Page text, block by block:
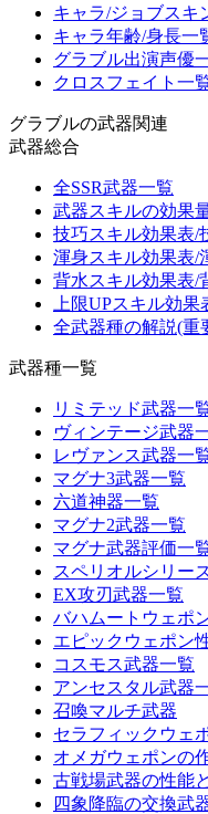
キャラ/ジョブスキ
キャラ年齢/身長一
グラブル出演声優
クロスフェイト一
グラブルの武器関連
武器総合
全SSR武器一覧
武器スキルの効果
技巧スキル効果表/
渾身スキル効果表/
背水スキル効果表/
上限UPスキル効
全武器種の解説(重
武器種一覧
リミテッド武器一
ヴィンテージ武器
レヴァンス武器一
マグナ3武器一覧
六道神器一覧
マグナ2武器一覧
マグナ武器評価一
スペリオルシリー
EX攻刃武器一覧
バハムートウェポ
エピックウェポン
コスモス武器一覧
アンセスタル武器
召喚マルチ武器
セラフィックウェ
オメガウェポンの
古戦場武器の性能
四象降臨の交換武